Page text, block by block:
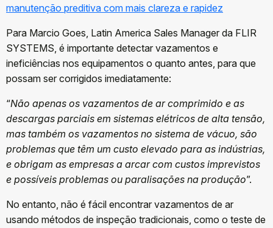
manutenção preditiva com mais clareza e rapidez
Para Marcio Goes, Latin America Sales Manager da FLIR
SYSTEMS, é importante detectar vazamentos e
ineficiências nos equipamentos o quanto antes, para que
possam ser corrigidos imediatamente:
“Não apenas os vazamentos de ar comprimido e as
descargas parciais em sistemas elétricos de alta tensão,
mas também os vazamentos no sistema de vácuo, são
problemas que têm um custo elevado para as indústrias,
e obrigam as empresas a arcar com custos imprevistos
e possíveis problemas ou paralisações na produção”.
No entanto, não é fácil encontrar vazamentos de ar
usando métodos de inspeção tradicionais, como o teste de